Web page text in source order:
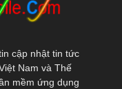
cập nhật tin tức
Nam và Thế
mềm ứng dụng